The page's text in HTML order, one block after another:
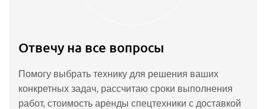
Отвечу на все вопросы
Помогу выбрать технику для решения ваших
конкретных задач, рассчитаю сроки выполнения
работ, стоимость аренды спецтехники с доставкой